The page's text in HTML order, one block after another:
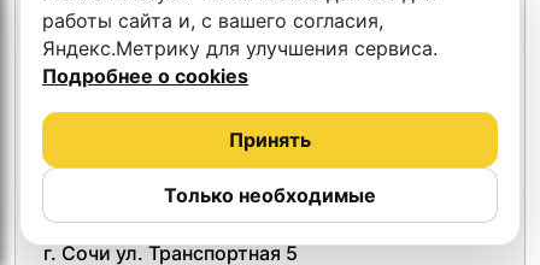
Samshit 5.0
г. Сочи ул. Транспортная 5
работы сайта и, с вашего согласия,
Яндекс.Метрику для улучшения сервиса.
Подробнее о cookies
Только необходимые
Принять